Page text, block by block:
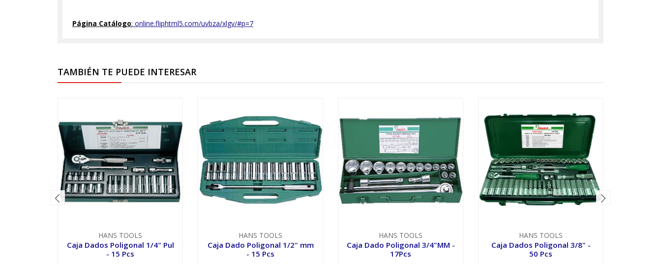
Página Catálogo: online.fliphtml5.com/uvbza/xlgv/#p=7
TAMBIÉN TE PUEDE INTERESAR
HANS TOOLS
Caja Dados Poligonal 1/4" Pul
- 15 Pcs
HANS TOOLS
Caja Dado Poligonal 1/2" mm
- 15 Pcs
HANS TOOLS
Caja Dado Poligonal 3/4"MM -
17Pcs
HANS TOOLS
Caja Dados Poligonal 3/8" -
50 Pcs